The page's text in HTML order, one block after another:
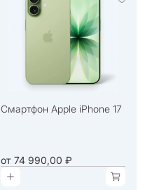
Смартфон Apple iPhone 17
от74 990,00 ₽